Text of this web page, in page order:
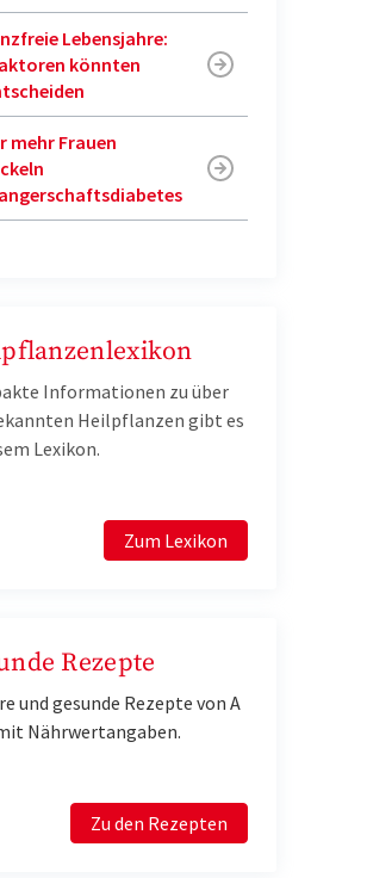
Lebensjahre:
könnten
mehr Frauen
Informationen zu über
Heilpflanzen gibt es
Lexikon.
Zum Lexikon
Rezepte
und gesunde Rezepte von A
Nährwertangaben.
Zu den Rezepten